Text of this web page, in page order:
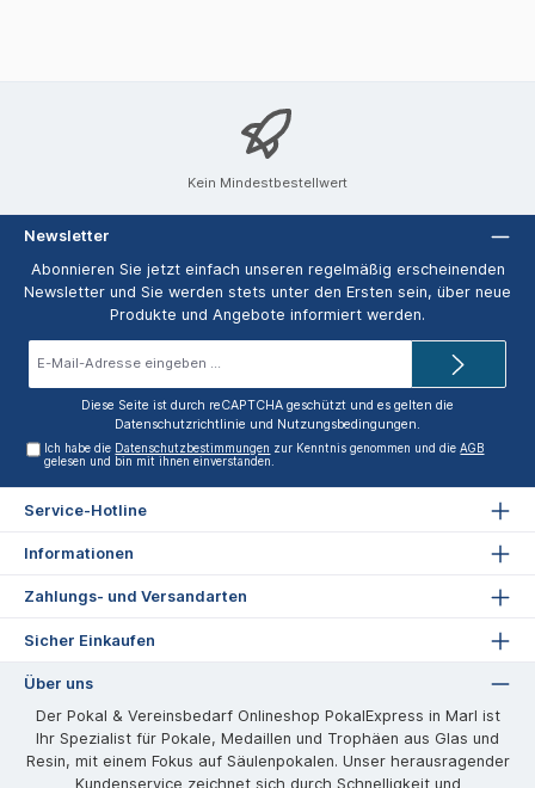
Kein Mindestbestellwert
Newsletter
Abonnieren Sie jetzt einfach unseren regelmäßig erscheinenden
Newsletter und Sie werden stets unter den Ersten sein, über neue
Produkte und Angebote informiert werden.
Diese Seite ist durch reCAPTCHA geschützt und es gelten die
Datenschutzrichtlinie und Nutzungsbedingungen.
Ich habe die Datenschutzbestimmungen zur Kenntnis genommen und dieAGB
gelesen und bin mit ihnen einverstanden.
Service-Hotline
Informationen
Zahlungs- und Versandarten
Sicher Einkaufen
Über uns
Der Pokal & Vereinsbedarf Onlineshop PokalExpress in Marl ist
Ihr Spezialist für Pokale, Medaillen und Trophäen aus Glas und
Resin, mit einem Fokus auf Säulenpokalen. Unser herausragender
Kundenservice zeichnet sich durch Schnelligkeit und